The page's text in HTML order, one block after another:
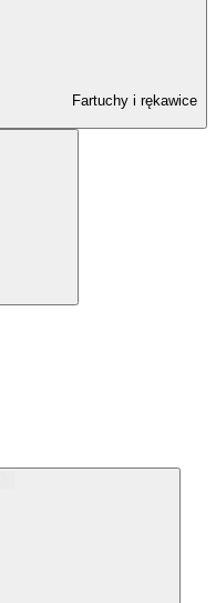
Fartuchy i rękawice